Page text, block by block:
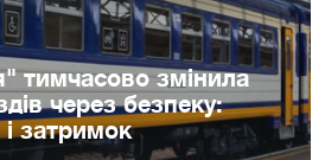
тимчасово змінила
через безпеку:
затримок